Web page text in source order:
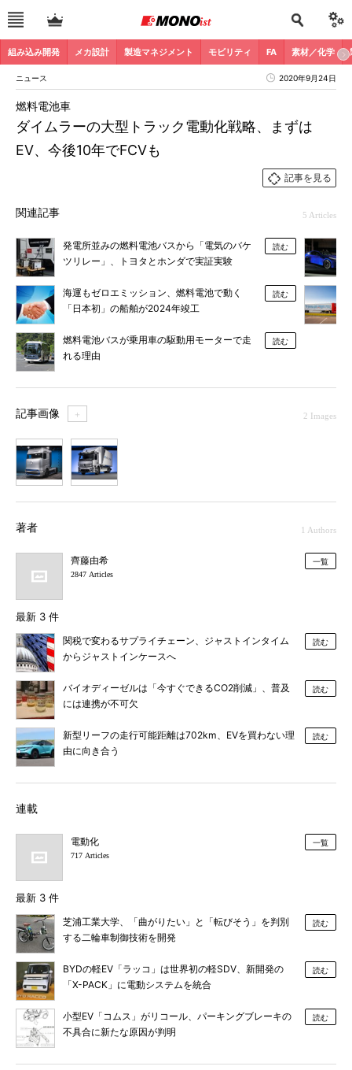
組み込み開発 メカ設計 製造マネジメント モビリティ FA 素材／化学
ニュース 2020年9月24日
ダイムラーの大型トラック電動化戦略、まずは
EV、今後10年でFCVも
燃料電池車
記事を見る
関連記事 5 Articles
発電所並みの燃料電池バスから「電気のバケ
ツリレー」、トヨタとホンダで実証実験
読む
海運もゼロエミッション、燃料電池で動く
「日本初」の船舶が2024年竣工
読む
燃料電池バスが乗用車の駆動用モーターで走
れる理由
読む
記事画像 ＋ 2 Images
著者 1 Authors
齊藤由希
2847 Articles
一覧
最新 3 件
関税で変わるサプライチェーン、ジャストインタイム
からジャストインケースへ
読む
バイオディーゼルは「今すぐできるCO2削減」、普及
には連携が不可欠
読む
新型リーフの走行可能距離は702km、EVを買わない理
由に向き合う
読む
連載
電動化
717 Articles
一覧
最新 3 件
芝浦工業大学、「曲がりたい」と「転びそう」を判別
する二輪車制御技術を開発
読む
BYDの軽EV「ラッコ」は世界初の軽SDV、新開発の
「X-PACK」に電動システムを統合
読む
小型EV「コムス」がリコール、パーキングブレーキの
不具合に新たな原因が判明
読む